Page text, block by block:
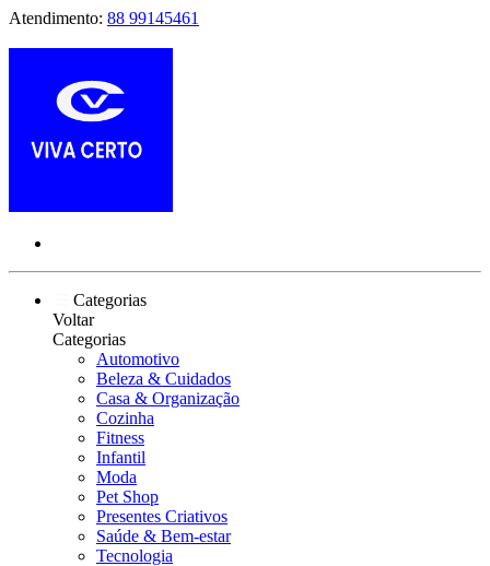
Atendimento: 88 99145461
Categorias
Voltar
Categorias
Automotivo
Beleza & Cuidados
Casa & Organização
Cozinha
Fitness
Infantil
Moda
Pet Shop
Presentes Criativos
Saúde & Bem-estar
Tecnologia